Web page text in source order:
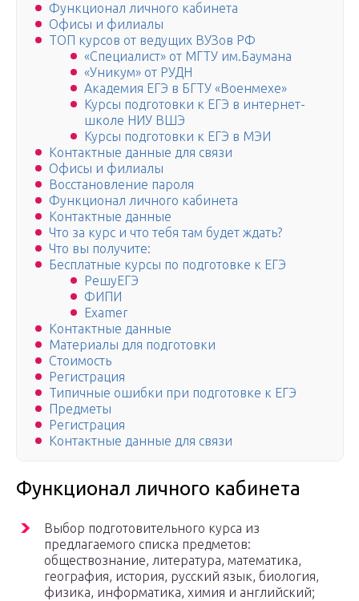
Функционал личного кабинета
Офисы и филиалы
ТОП курсов от ведущих ВУЗов РФ
«Специалист» от МГТУ им.Баумана
«Уникум» от РУДН
Академия ЕГЭ в БГТУ «Военмехе»
Курсы подготовки к ЕГЭ в интернет-
школе НИУ ВШЭ
Курсы подготовки к ЕГЭ в МЭИ
Контактные данные для связи
Офисы и филиалы
Восстановление пароля
Функционал личного кабинета
Контактные данные
Что за курс и что тебя там будет ждать?
Что вы получите:
Бесплатные курсы по подготовке к ЕГЭ
РешуЕГЭ
ФИПИ
Examer
Контактные данные
Материалы для подготовки
Стоимость
Регистрация
Типичные ошибки при подготовке к ЕГЭ
Предметы
Регистрация
Контактные данные для связи
Функционал личного кабинета
Выбор подготовительного курса из
предлагаемого списка предметов:
обществознание, литература, математика,
география, история, русский язык, биология,
физика, информатика, химия и английский;